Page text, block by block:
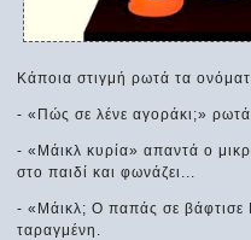
Κάποια στιγμή ρωτά τα
- «Πώς σε λένε αγοράκι;»
- «Μάικλ κυρία» απαντά ο
στο παιδί και φωνάζει...
- «Μάικλ; Ο παπάς σε βάφτισε
ταραγμένη.